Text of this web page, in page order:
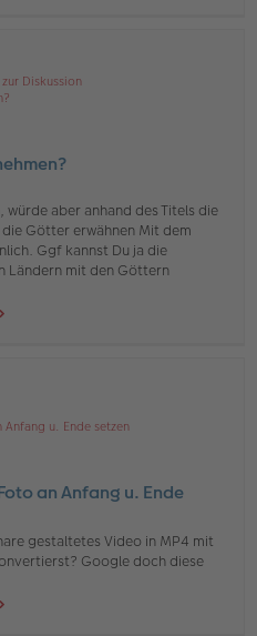
Diskussion
aber anhand des Titels die
Götter erwähnen Mit dem
Ggf kannst Du ja die
Ländern mit den Göttern
u. Ende setzen
an Anfang u. Ende
gestaltetes Video in MP4 mit
Google doch diese